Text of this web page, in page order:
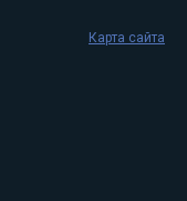
Карта сайта